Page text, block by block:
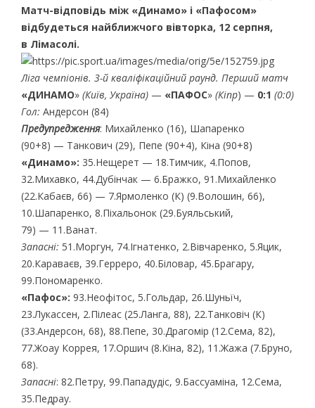
Матч-відповідь між «Динамо» і «Пафосом»
відбудеться найближчого вівторка, 12 серпня,
в Лімасолі.
Ліга чемпіонів. 3-й кваліфікаційний раунд. Перший матч
«ДИНАМО» (Київ, Україна)— «ПАФОС» (Кіпр) — 0:1 (0:0)
Гол: Андерсон (84)
Предупредження: Михайленко (16), Шапаренко
(90+8) — Танкович (29), Пепе (90+4), Кіна (90+8)
«Динамо»: 35.Нещерет — 18.Тимчик, 4.Попов,
32.Михавко, 44.Дубінчак — 6.Бражко, 91.Михайленко
(22.Кабаєв, 66) — 7.Ярмоленко (К) (9.Волошин, 66),
10.Шапаренко, 8.Піхальонок (29.Буяльський,
79) — 11.Ванат.
Запасні: 51.Моргун, 74.Ігнатенко, 2.Вівчаренко, 5.Яцик,
20.Караваєв, 39.Герреро, 40.Біловар, 45.Брагару,
99.Пономаренко.
«Пафос»: 93.Неофітос, 5.Гольдар, 26.Шуньїч,
23.Лукассен, 2.Пілеас (25.Ланга, 88), 22.Танковіч (К)
(33.Андерсон, 68), 88.Пепе, 30.Драгомір (12.Сема, 82),
77.Жоау Коррея, 17.Оршич (8.Кіна, 82), 11.Жажа (7.Бруно,
68).
Запасні: 82.Петру, 99.Пападудіс, 9.Бассуаміна, 12.Сема,
35.Педрау.